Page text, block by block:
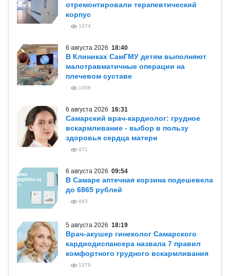
отремонтировали терапевтический
корпус
1074
6 августа 2026 18:40
В Клиниках СамГМУ детям выполняют
малотравматичные операции на
плечевом суставе
1068
6 августа 2026 16:31
Самарский врач-кардиолог: грудное
вскармливание - выбор в пользу
здоровья сердца матери
971
6 августа 2026 09:54
В Самаре аптечная корзина подешевела
до 6865 рублей
663
5 августа 2026 18:19
Врач-акушер гинеколог Самарского
кардиодиспансера назвала 7 правил
комфортного грудного вскармливания
1379